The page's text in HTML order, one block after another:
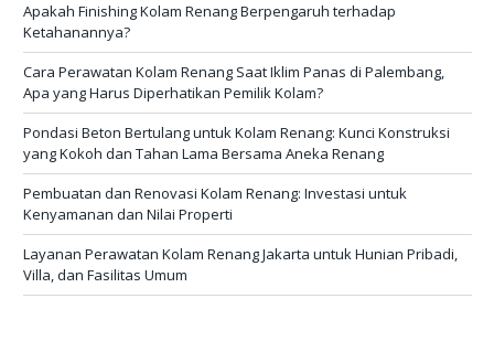
Apakah Finishing Kolam Renang Berpengaruh terhadap
Ketahanannya?
Cara Perawatan Kolam Renang Saat Iklim Panas di Palembang,
Apa yang Harus Diperhatikan Pemilik Kolam?
Pondasi Beton Bertulang untuk Kolam Renang: Kunci Konstruksi
yang Kokoh dan Tahan Lama Bersama Aneka Renang
Pembuatan dan Renovasi Kolam Renang: Investasi untuk
Kenyamanan dan Nilai Properti
Layanan Perawatan Kolam Renang Jakarta untuk Hunian Pribadi,
Villa, dan Fasilitas Umum